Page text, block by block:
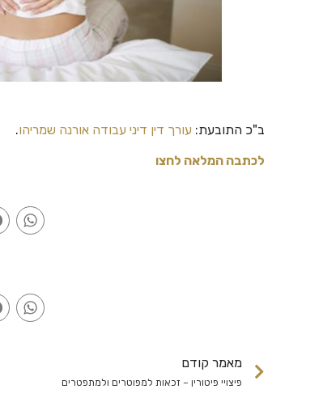
ב"כ התובעת: עורך דין דיני עבודה אורנה שמריהו.
לכתבה המלאה לחצו
מאמר קודם
פיצויי פיטורין – זכאות למפוטרים ולמתפטרים